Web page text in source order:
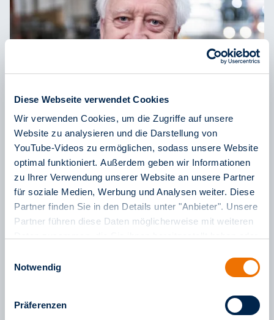
Diese Webseite verwendet Cookies
Wir verwenden Cookies, um die Zugriffe auf unsere
Website zu analysieren und die Darstellung von
YouTube-Videos zu ermöglichen, sodass unsere Website
optimal funktioniert. Außerdem geben wir Informationen
zu Ihrer Verwendung unserer Website an unsere Partner
für soziale Medien, Werbung und Analysen weiter. Diese
Partner finden Sie in den Details unter "Anbieter". Unsere
Partner führen diese Daten möglicherweise mit weiteren
haben. Weitere Informationen finden Sie in unserem
Notwendig
Präferenzen
Gerhard Wagner
Der Mann für Baustellenkummer
26. Juni 2024
mehr lesen